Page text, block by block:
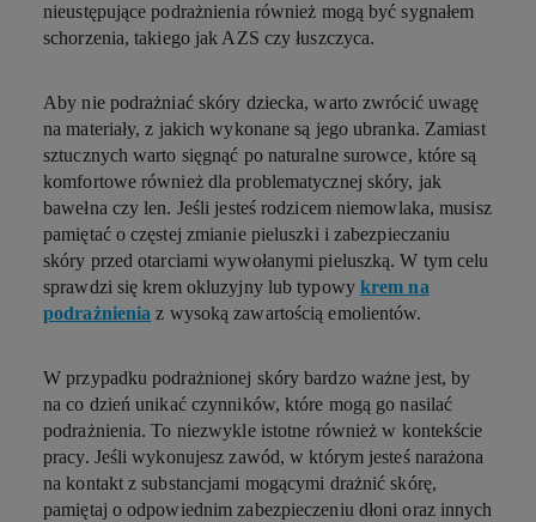
nieustępujące podrażnienia również mogą być sygnałem
schorzenia, takiego jak AZS czy łuszczyca.
Aby nie podrażniać skóry dziecka, warto zwrócić uwagę
na materiały, z jakich wykonane są jego ubranka. Zamiast
sztucznych warto sięgnąć po naturalne surowce, które są
komfortowe również dla problematycznej skóry, jak
bawełna czy len. Jeśli jesteś rodzicem niemowlaka, musisz
pamiętać o częstej zmianie pieluszki i zabezpieczaniu
skóry przed otarciami wywołanymi pieluszką. W tym celu
sprawdzi się krem okluzyjny lub typowy krem na
podrażnienia z wysoką zawartością emolientów.
W przypadku podrażnionej skóry bardzo ważne jest, by
na co dzień unikać czynników, które mogą go nasilać
podrażnienia. To niezwykle istotne również w kontekście
pracy. Jeśli wykonujesz zawód, w którym jesteś narażona
na kontakt z substancjami mogącymi drażnić skórę,
pamiętaj o odpowiednim zabezpieczeniu dłoni oraz innych